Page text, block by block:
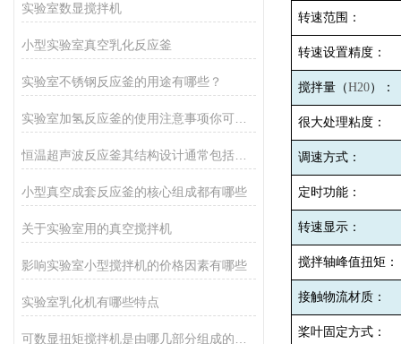
实验室数显搅拌机
小型实验室真空乳化反应釜
实验室不锈钢反应釜的用途有哪些？
小型真空成套反应釜的核心组成都有哪些
关于实验室用的真空搅拌机
影响实验室小型搅拌机的价格因素有哪些
实验室乳化机有哪些特点
转速范围：
转速设置精度：
搅拌量（H20）：
很大处理粘度：
调速方式：
定时功能：
转速显示：
搅拌轴峰值扭矩：
接触物流材质：
桨叶固定方式：